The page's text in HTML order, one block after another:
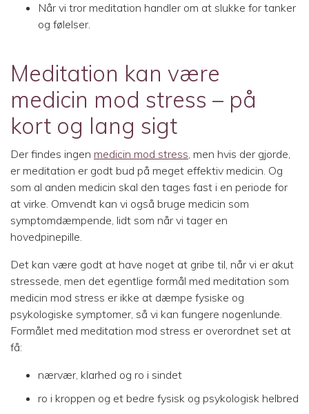
Når vi tror meditation handler om at slukke for tanker
og følelser.
Meditation kan være
medicin mod stress – på
kort og lang sigt
Der findes ingen medicin mod stress, men hvis der gjorde,
er meditation er godt bud på meget effektiv medicin. Og
som al anden medicin skal den tages fast i en periode for
at virke. Omvendt kan vi også bruge medicin som
symptomdæmpende, lidt som når vi tager en
hovedpinepille.
Det kan være godt at have noget at gribe til, når vi er akut
stressede, men det egentlige formål med meditation som
medicin mod stress er ikke at dæmpe fysiske og
psykologiske symptomer, så vi kan fungere nogenlunde.
Formålet med meditation mod stress er overordnet set at
få:
nærvær, klarhed og ro i sindet
ro i kroppen og et bedre fysisk og psykologisk helbred